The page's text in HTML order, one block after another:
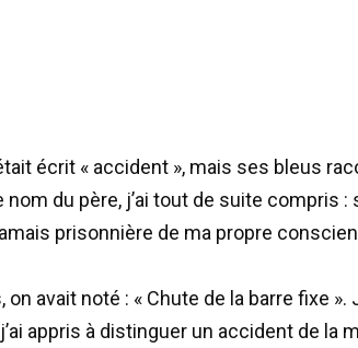
écrit « accident », mais ses bleus
nom du père, j’ai tout de suite compris
prisonnière de ma propre
avait noté : « Chute de la barre fixe ».
appris à distinguer un accident de la